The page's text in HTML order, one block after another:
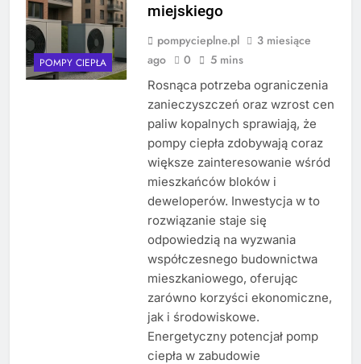
POMPY CIEPŁA
miejskiego
pompycieplne.pl
3 miesiące
ago
0 5 mins
Rosnąca potrzeba ograniczenia
zanieczyszczeń oraz wzrost cen
paliw kopalnych sprawiają, że
pompy ciepła zdobywają coraz
większe zainteresowanie wśród
mieszkańców bloków i
deweloperów. Inwestycja w to
rozwiązanie staje się
odpowiedzią na wyzwania
współczesnego budownictwa
mieszkaniowego, oferując
zarówno korzyści ekonomiczne,
jak i środowiskowe.
Energetyczny potencjał pomp
ciepła w zabudowie